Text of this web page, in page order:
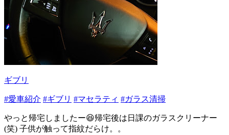
ギブリ
#愛車紹介 #ギブリ #マセラティ #ガラス清掃
やっと帰宅しましたー😆帰宅後は日課のガラスクリーナー
(笑) 子供が触って指紋だらけ。。